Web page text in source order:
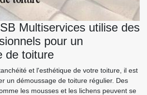
Multiservices utilise des
pour un
de toiture
et l'esthétique de votre toiture, il est
un démoussage de toiture régulier. Des
les mousses et les lichens peuvent se